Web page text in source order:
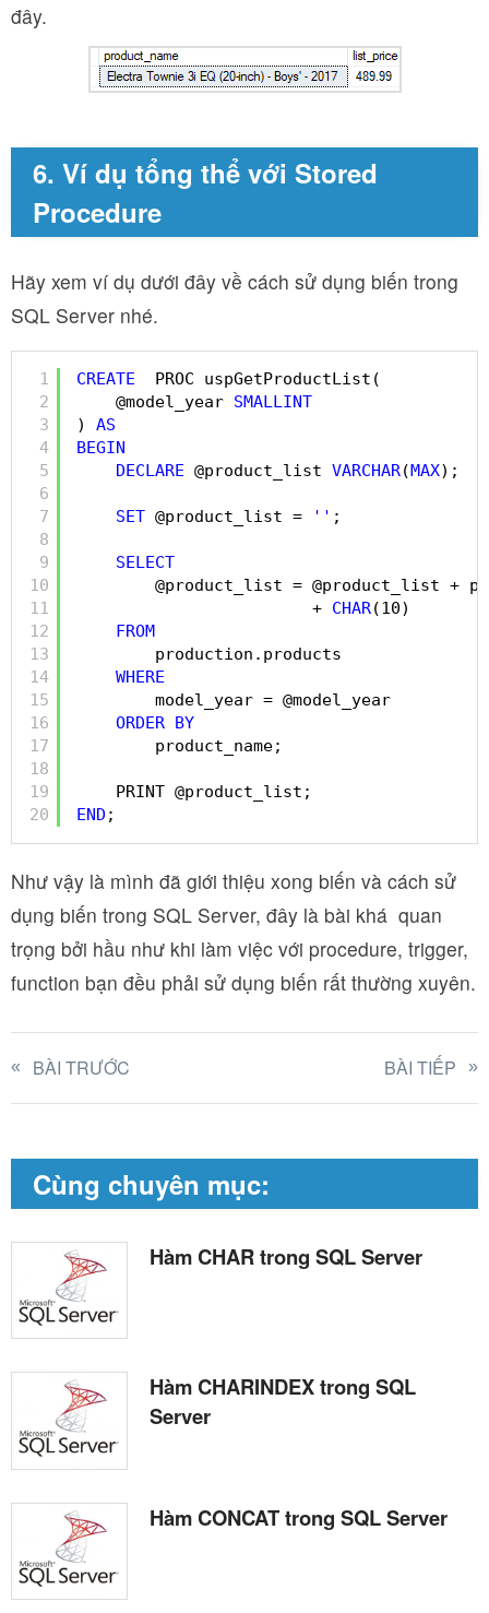
đây.
6. Ví dụ tổng thể với Stored
Procedure
Hãy xem ví dụ dưới đây về cách sử dụng biến trong
SQL Server nhé.
1
2
3
4
5
6
7
8
9
10
11
12
13
14
15
16
17
18
19
20
CREATE
PROC uspGetProductList(
@model_year SMALLINT
) AS
BEGIN
DECLARE @product_list VARCHAR(MAX);
SET @product_list = '' ;
SELECT
@product_list = @product_list +
+ CHAR(10)
FROM
production.products
WHERE
model_year = @model_year
ORDER BY
product_name;
PRINT @product_list;
END ;
Như vậy là mình đã giới thiệu xong biến và cách sử
dụng biến trong SQL Server, đây là bài khá quan
trọng bởi hầu như khi làm việc với procedure, trigger,
function bạn đều phải sử dụng biến rất thường xuyên.
BÀI TRƯỚC BÀI TIẾP
Cùng chuyên mục:
Hàm CHAR trong SQL Server
Hàm CHARINDEX trong SQL
Server
Hàm CONCAT trong SQL Server